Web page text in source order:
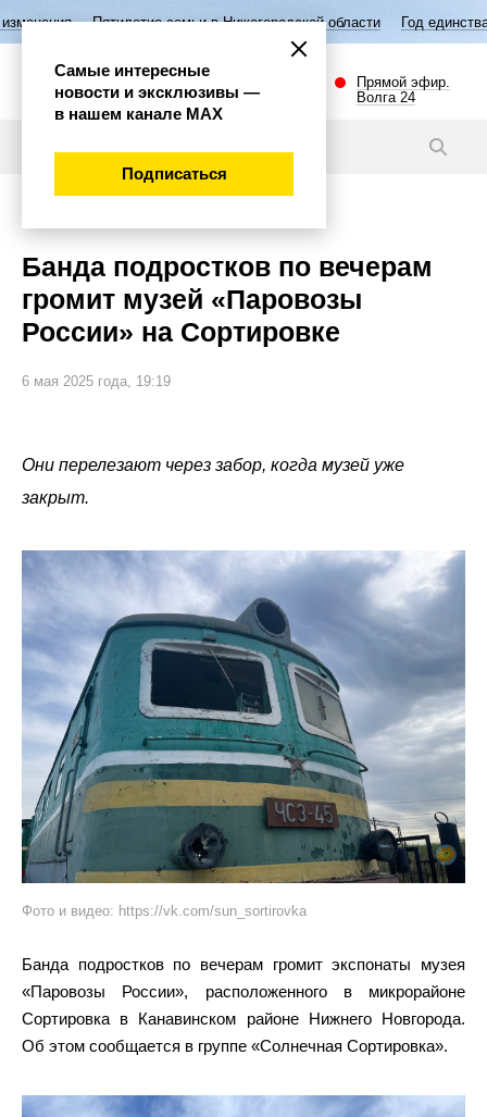
семьи в Нижегородской области Год единства народов России
Прямой эфир.
Волга 24
Банда подростков по вечерам
громит музей «Паровозы
России» на Сортировке
6 мая 2025 года, 19:19
Они перелезают через забор, когда музей уже
закрыт.
Фото и видео: https://vk.com/sun_sortirovka
Банда подростков по вечерам громит экспонаты музея
«Паровозы России», расположенного в микрорайоне
Сортировка в Канавинском районе Нижнего Новгорода.
Об этом сообщается в группе «Солнечная Сортировка».
Самые интересные
новости и эксклюзивы —
в нашем канале МАХ
Подписаться